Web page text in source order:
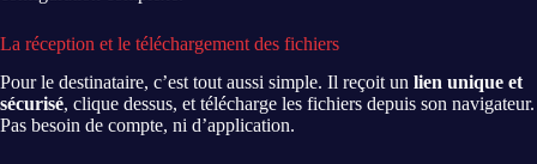
La réception et le téléchargement des fichiers
Pour le destinataire, c’est tout aussi simple. Il reçoit un lien unique et
sécurisé, clique dessus, et télécharge les fichiers depuis son navigateur.
Pas besoin de compte, ni d’application.